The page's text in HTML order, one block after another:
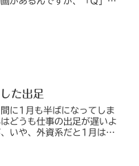
た出足
に1月も半ばになってしま
どうも仕事の出足が遅いよ
いや、外資系だと1月は新